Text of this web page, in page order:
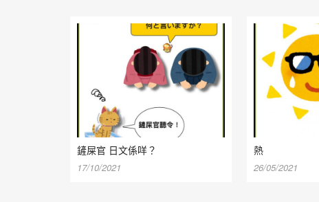
鏟屎官 日文係咩？
17/10/2021
熱
26/05/2021